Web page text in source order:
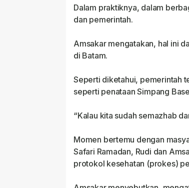
Dalam praktiknya, dalam
dan pemerintah.
Amsakar mengatakan, hal ini
di Batam.
Seperti diketahui, pemerintah
seperti penataan Simpang
“Kalau kita sudah semazhab
Momen bertemu dengan
Safari Ramadan, Rudi dan
protokol kesehatan (prokes)